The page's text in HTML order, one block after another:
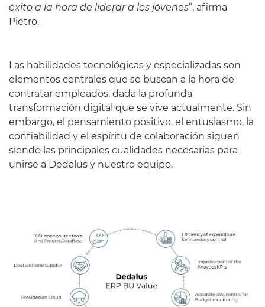
éxito a la hora de liderar a los jóvenes”, afirma
Pietro.
Las habilidades tecnológicas y especializadas son
elementos centrales que se buscan a la hora de
contratar empleados, dada la profunda
transformación digital que se vive actualmente. Sin
embargo, el pensamiento positivo, el entusiasmo, la
confiabilidad y el espíritu de colaboración siguen
siendo las principales cualidades necesarias para
unirse a Dedalus y nuestro equipo.